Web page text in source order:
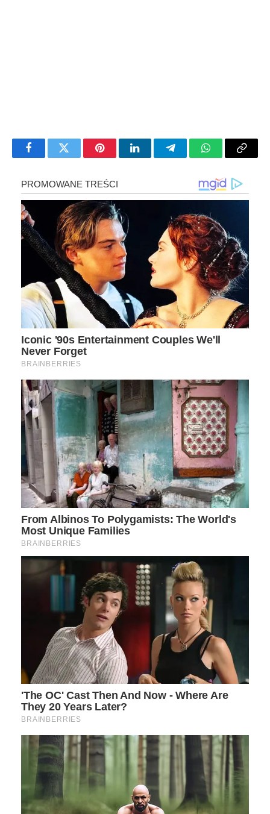
FacebookTwitter PinterestLinkedInTelegramWhatsApp
Copy